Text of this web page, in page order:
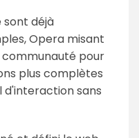
sont déjà
Opera misant
pour
plus complètes
sans